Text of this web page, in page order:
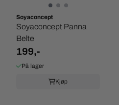
Soyaconcept
Soyaconcept Panna
Belte
199,-
På lager
Kjøp